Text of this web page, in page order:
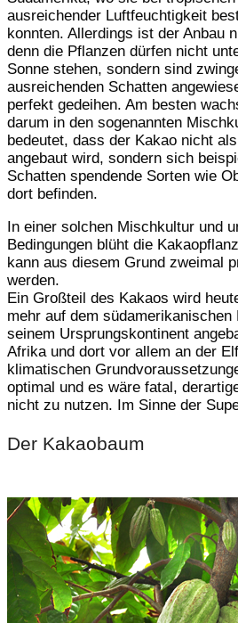
ausreichender Luftfeuchtigkeit
konnten. Allerdings ist der Anbau
denn die Pflanzen dürfen nicht
Sonne stehen, sondern sind
ausreichenden Schatten
perfekt gedeihen. Am besten
darum in den sogenannten
bedeutet, dass der Kakao nicht
angebaut wird, sondern sich
Schatten spendende Sorten wie
dort befinden.
In einer solchen Mischkultur und
Bedingungen blüht die
kann aus diesem Grund zweimal
werden.
Ein Großteil des Kakaos wird
mehr auf dem südamerikanischen
seinem Ursprungskontinent
Afrika und dort vor allem an der
klimatischen
optimal und es wäre fatal,
nicht zu nutzen. Im Sinne der
Der Kakaobaum